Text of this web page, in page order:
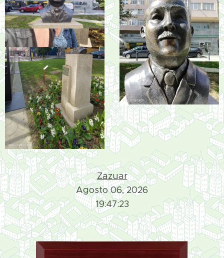
Zazuar
Agosto 06, 2026
19:47:26